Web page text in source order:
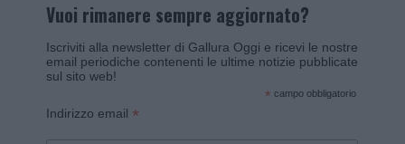
Vuoi rimanere sempre aggiornato?
Iscriviti alla newsletter di Gallura Oggi e ricevi le nostre
email periodiche contenenti le ultime notizie pubblicate
sul sito web!
* campo obbligatorio
Indirizzo email *